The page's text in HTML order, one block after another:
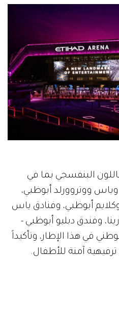
البنفسجي بما في
ووتروورلد أبوظبي،
وكلايم أبوظبي، وفنادق ياس
وفندق دبليو أبوظبي -
في هذا الإطار، وتأكيداً
آمنة للأطفال.